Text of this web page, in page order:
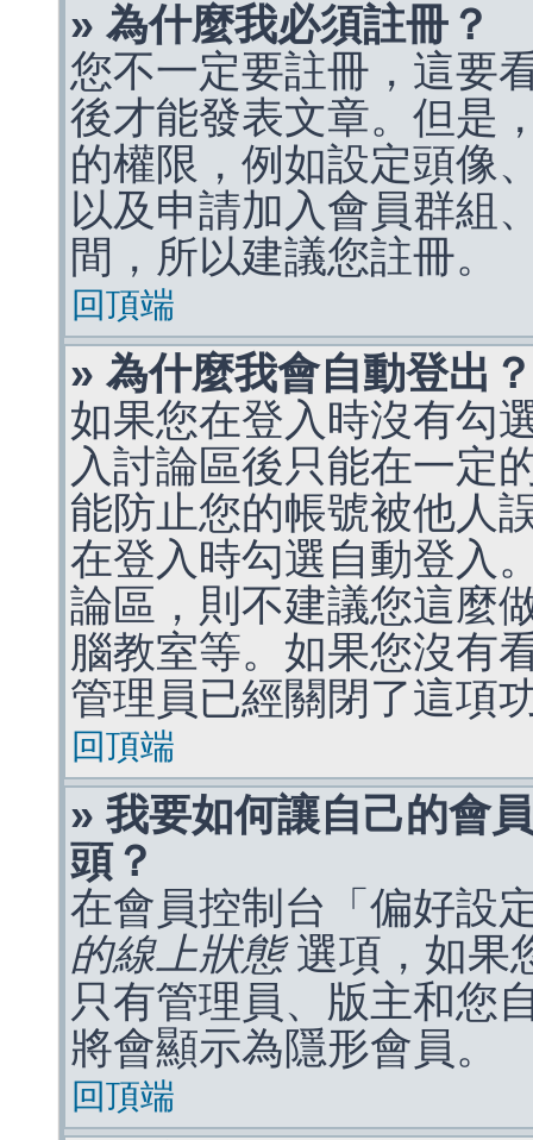
» 為什麼我必須註冊？
您不一定要註冊，這要
後才能發表文章。但是
的權限，例如設定頭像
以及申請加入會員群組
間，所以建議您註冊。
回頂端
» 為什麼我會自動登出？
如果您在登入時沒有勾
入討論區後只能在一定
能防止您的帳號被他人
在登入時勾選自動登入
論區，則不建議您這麼
腦教室等。如果您沒有
管理員已經關閉了這項
回頂端
» 我要如何讓自己的會
頭？
在會員控制台「偏好設
的線上狀態選項，如果
只有管理員、版主和您
將會顯示為隱形會員。
回頂端